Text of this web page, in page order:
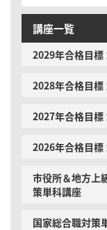
講座一覧
2029年合格目標
2028年合格目標
2027年合格目標
2026年合格目標
市役所＆地方上
策単科講座
国家総合職対策